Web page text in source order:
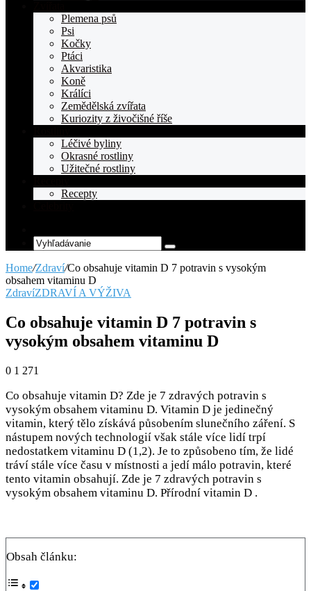
Plemena psů
Psi
Kočky
Ptáci
Akvaristika
Koně
Králíci
Zemědělská zvířata
Kuriozity z živočišné říše
Léčivé byliny
Okrasné rostliny
Užitečné rostliny
Recepty
Article
Vyhľadávanie
Home/Zdraví/Co obsahuje vitamin D 7 potravin s vysokým
obsahem vitaminu D
ZdravíZDRAVÍ A VÝŽIVA
Co obsahuje vitamin D 7 potravin s
vysokým obsahem vitaminu D
0 1 271
Co obsahuje vitamin D? Zde je 7 zdravých potravin s
vysokým obsahem vitaminu D. Vitamin D je jedinečný
vitamin, který tělo získává působením slunečního záření. S
nástupem nových technologií však stále více lidí trpí
nedostatkem vitaminu D (1,2). Je to způsobeno tím, že lidé
tráví stále více času v místnosti a jedí málo potravin, které
tento vitamin obsahují. Zde je 7 zdravých potravin s
vysokým obsahem vitaminu D. Přírodní vitamin D .
Obsah článku: